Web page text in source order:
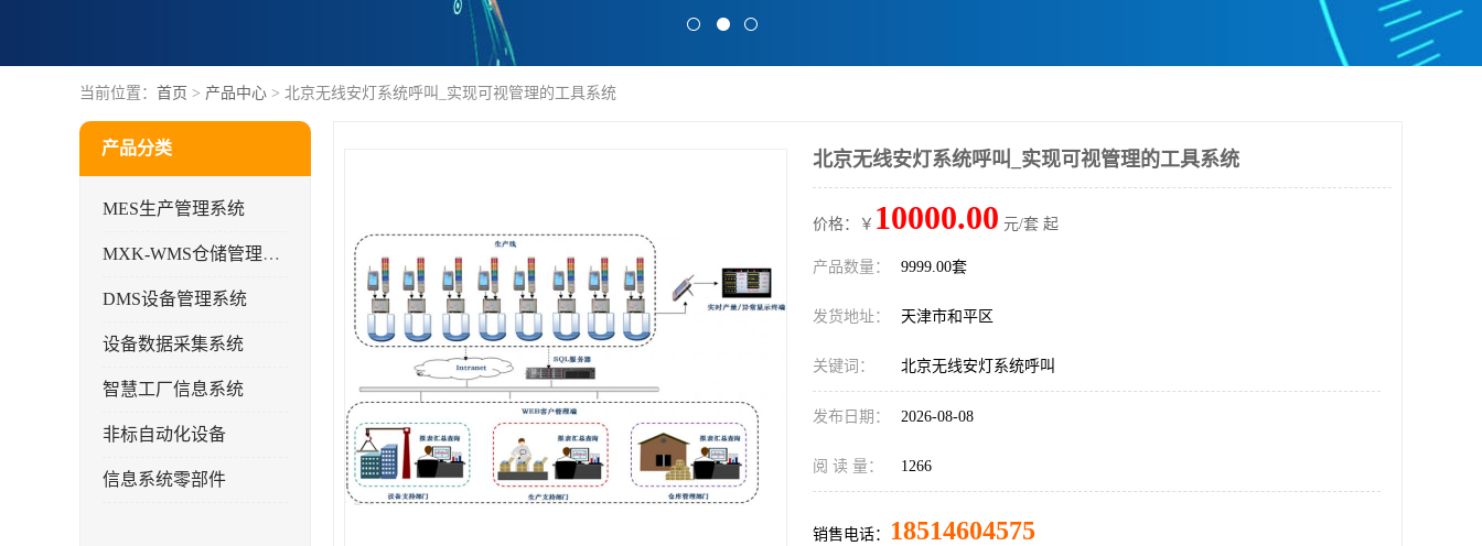
当前位置： 首页 > 产品中心 > 北京无线安灯系统呼叫_实现可视管理的工具系统
产品分类
MES生产管理系统
MXK-WMS仓储管理系统
DMS设备管理系统
设备数据采集系统
智慧工厂信息系统
非标自动化设备
信息系统零部件
北京无线安灯系统呼叫_实现可视管理的工具系统
价格：￥ 10000.00 元/套 起
产品数量： 9999.00套
发货地址： 天津市和平区
关键词： 北京无线安灯系统呼叫
发布日期： 2026-08-08
阅 读 量： 1266
销售电话： 18514604575